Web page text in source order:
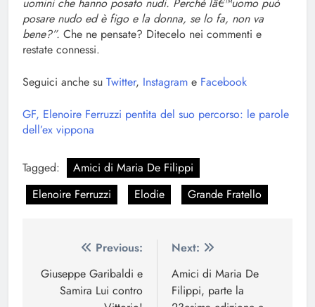
posare nudo ed è figo e la donna, se lo fa, non va
bene?”. Che ne pensate? Ditecelo nei commenti e
restate connessi.
Seguici anche su Twitter, Instagram e Facebook
GF, Elenoire Ferruzzi pentita del suo percorso: le parole
dell’ex vippona
Tagged:
Amici di Maria De Filippi
Elenoire Ferruzzi
Elodie Grande Fratello
Navigazione
articoli
Previous:
Giuseppe Garibaldi e
Samira Lui contro
Next:
Amici di Maria De
Filippi, parte la